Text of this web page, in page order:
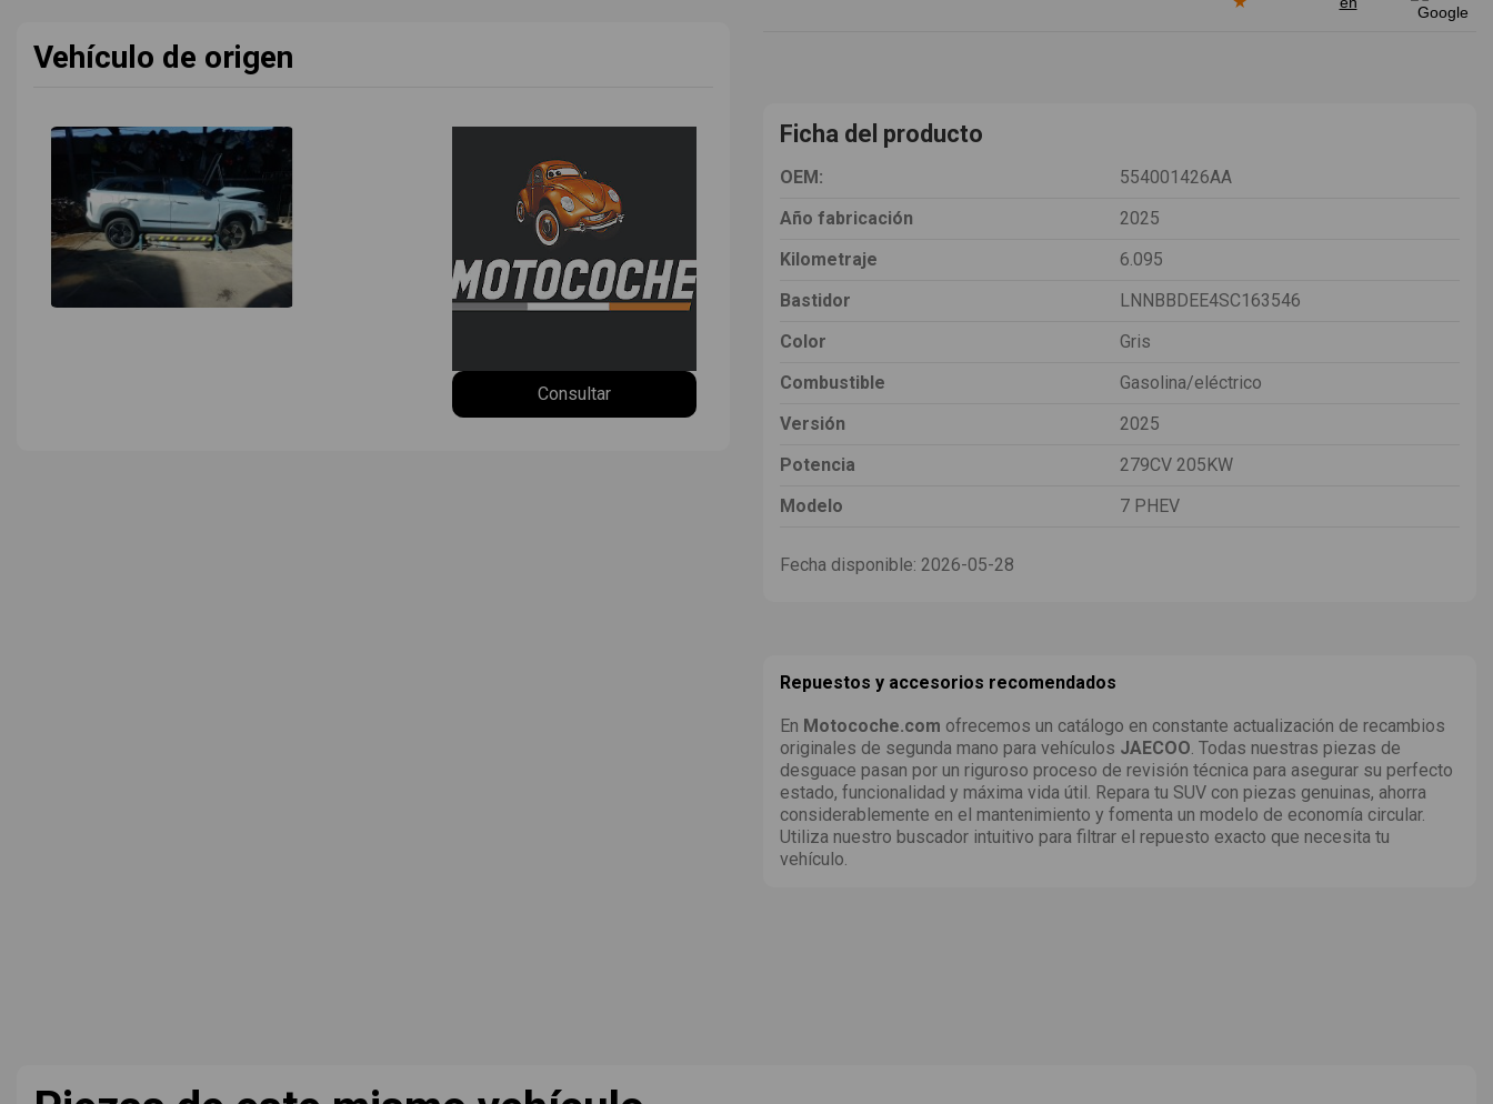
Vehículo de origen
Consultar
Ficha del producto
OEM:
554001426AA
Año fabricación
2025
Kilometraje
6.095
Bastidor
LNNBBDEE4SC163546
Color
Gris
Combustible
Gasolina/eléctrico
Versión
2025
Potencia
279CV 205KW
Modelo
7 PHEV
Fecha disponible: 2026-05-28
Repuestos y accesorios recomendados
En Motocoche.com ofrecemos un catálogo en constante actualización de recambios
originales de segunda mano para vehículos JAECOO. Todas nuestras piezas de
desguace pasan por un riguroso proceso de revisión técnica para asegurar su perfecto
estado, funcionalidad y máxima vida útil. Repara tu SUV con piezas genuinas, ahorra
considerablemente en el mantenimiento y fomenta un modelo de economía circular.
Utiliza nuestro buscador intuitivo para filtrar el repuesto exacto que necesita tu
vehículo.